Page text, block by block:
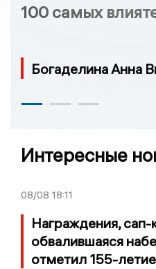
100 самых
Богаделина Анна
Интересные
08/08 18:11
Награждения, сап-
обвалившаяся
отметил 155-летие